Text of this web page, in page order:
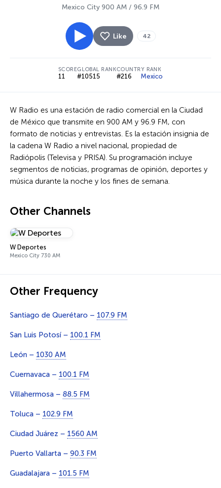
Mexico City 900 AM / 96.9 FM
Like 42
SCORE
11
GLOBAL RANK
#10515
COUNTRY RANK
#216 Mexico
W Radio es una estación de radio comercial en la Ciudad
de México que transmite en 900 AM y 96.9 FM, con
formato de noticias y entrevistas. Es la estación insignia de
la cadena W Radio a nivel nacional, propiedad de
Radiópolis (Televisa y PRISA). Su programación incluye
segmentos de noticias, programas de opinión, deportes y
música durante la noche y los fines de semana.
Other Channels
W Deportes
Mexico City 730 AM
Other Frequency
Santiago de Querétaro – 107.9 FM
San Luis Potosí – 100.1 FM
León – 1030 AM
Cuernavaca – 100.1 FM
Villahermosa – 88.5 FM
Toluca – 102.9 FM
Ciudad Juárez – 1560 AM
Puerto Vallarta – 90.3 FM
Guadalajara – 101.5 FM